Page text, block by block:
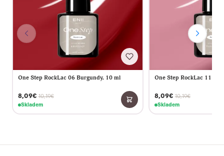
One Step RockLac 06 Burgundy, 10 ml
8,09€ 10,19€
Skladem
One Step RockLac 11
8,09€ 10,19€
Skladem